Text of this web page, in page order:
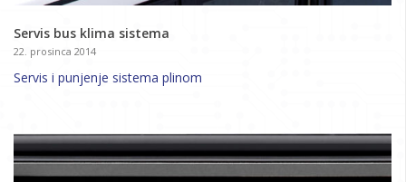
Servis bus klima sistema
22. prosinca 2014
Servis i punjenje sistema plinom